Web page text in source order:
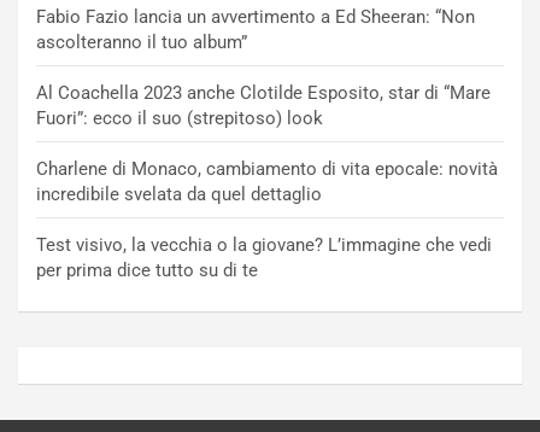
Fabio Fazio lancia un avvertimento a Ed Sheeran: “Non
ascolteranno il tuo album”
Al Coachella 2023 anche Clotilde Esposito, star di “Mare
Fuori”: ecco il suo (strepitoso) look
Charlene di Monaco, cambiamento di vita epocale: novità
incredibile svelata da quel dettaglio
Test visivo, la vecchia o la giovane? L’immagine che vedi
per prima dice tutto su di te